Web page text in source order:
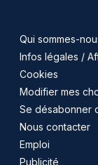
Qui sommes-
Infos légales /
Cookies
Modifier mes
Se désabonner
Nous contacter
Emploi
Publicité